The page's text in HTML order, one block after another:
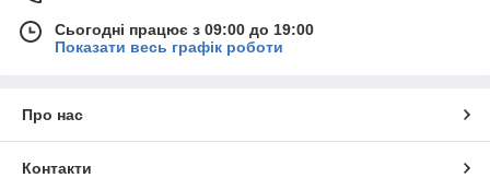
Сьогодні працює з 09:00 до 19:00
Показати весь графік роботи
Про нас
Контакти